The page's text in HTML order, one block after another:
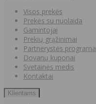
Visos prekės
Prekės su nuolaida
Gamintojai
Prekių grąžinimai
Partnerystės programa
Dovanų kuponai
Svetainės medis
Kontaktai
Klientams